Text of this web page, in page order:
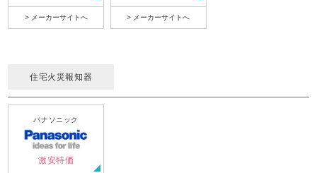
> メーカーサイトへ > メーカーサイトへ
住宅火災報知器
パナソニック
激安特価